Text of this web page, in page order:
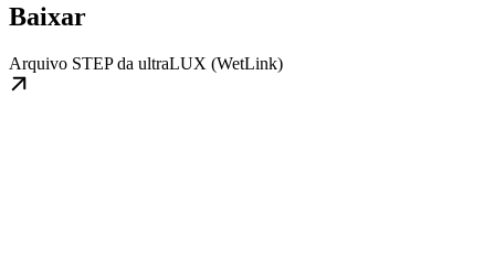
Baixar
Arquivo STEP da ultraLUX (WetLink)